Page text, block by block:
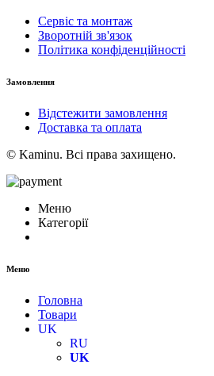
Сервіс та монтаж
Зворотній зв'язок
Політика конфіденційності
Замовлення
Відстежити замовлення
Доставка та оплата
© Kaminu. Всі права захищено.
Меню
Категорії
Меню
Головна
Товари
UK
RU
UK